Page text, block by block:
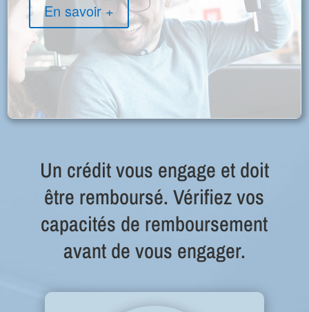
En savoir +
Un crédit vous engage et doit
être remboursé. Vérifiez vos
capacités de remboursement
avant de vous engager.